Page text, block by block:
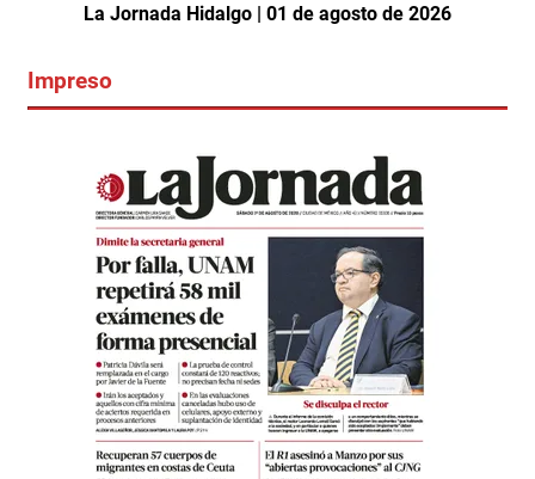
La Jornada Hidalgo | 01 de agosto de 2026
Impreso